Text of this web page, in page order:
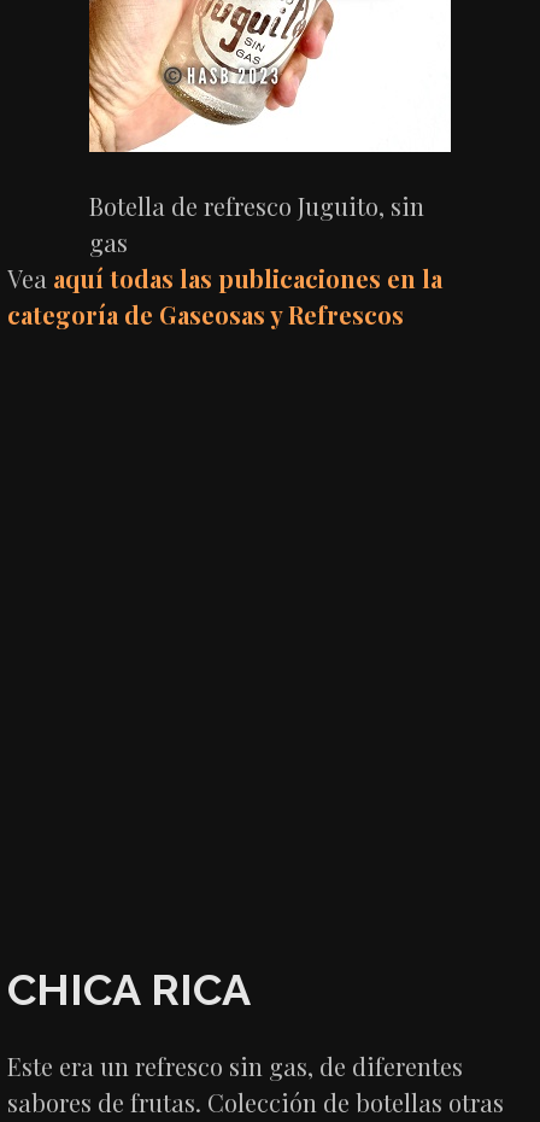
Botella de refresco Juguito, sin
gas
Vea aquí todas las publicaciones en la
categoría de Gaseosas y Refrescos
CHICA RICA
Este era un refresco sin gas, de diferentes
sabores de frutas. Colección de botellas otras